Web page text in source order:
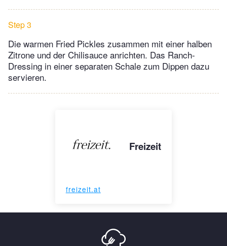
Step 3
Die warmen Fried Pickles zusammen mit einer halben
Zitrone und der Chilisauce anrichten. Das Ranch-
Dressing in einer separaten Schale zum Dippen dazu
servieren.
Freizeit
freizeit.at